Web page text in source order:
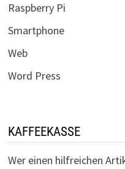
Raspberry Pi
Smartphone
Web
Word Press
KAFFEEKASSE
Wer einen hilfreichen